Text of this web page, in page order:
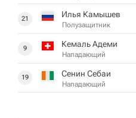
21 Илья Камышев
Полузащитник
9 Кемаль Адеми
Нападающий
19 Сенин Себаи
Нападающий